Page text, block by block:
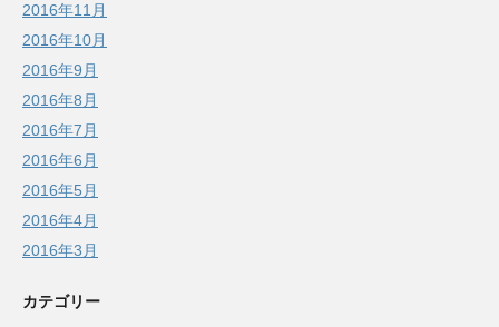
2016年11月
2016年10月
2016年9月
2016年8月
2016年7月
2016年6月
2016年5月
2016年4月
2016年3月
カテゴリー